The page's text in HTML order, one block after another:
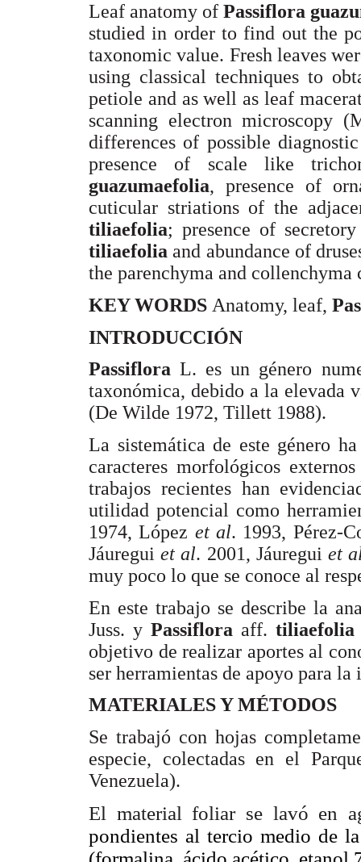
Leaf anatomy of Passiflora
studied in order to find out the
taxonomic value. Fresh leaves
using classical techniques to
petiole and as well as leaf
scanning electron microscopy
differences of possible
presence of scale like
guazumaefolia, presence of
cuticular striations of the
tiliaefolia; presence of
tiliaefolia and abundance of
the parenchyma and
KEY WORDS Anatomy, leaf,
INTRODUCCIÓN
PassifloraL. es un género
taxonómica, debido a la elevada
(De Wilde 1972, Tillett 1988).
La sistemática de este género
caracteres morfológicos
trabajos recientes han
utilidad potencial como
1974, López et al. 1993, Pérez-
Jáureguiet al. 2001, Jáuregui et
muy poco lo que se conoce al
En este trabajo se describe la
Juss. y Passiflora aff.
objetivo de realizar aportes al
ser herramientas de apoyo para
MATERIALES Y MÉTODOS
Se trabajó con hojas
especie, colectadas en el
Venezuela).
El material foliar se lavó en
pondientes al tercio medio de